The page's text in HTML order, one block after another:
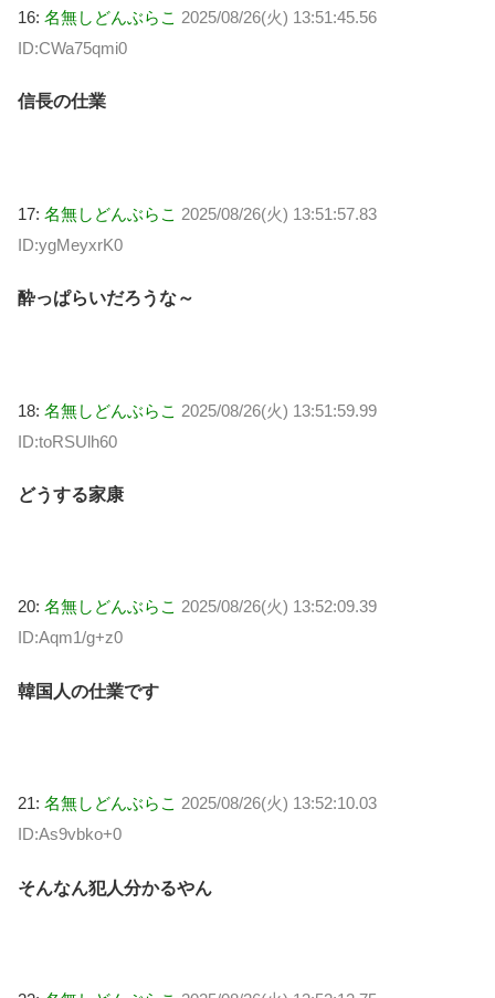
16: 名無しどんぶらこ 2025/08/26(火) 13:51:45.56
ID:CWa75qmi0
信長の仕業
17: 名無しどんぶらこ 2025/08/26(火) 13:51:57.83
ID:ygMeyxrK0
酔っぱらいだろうな～
18: 名無しどんぶらこ 2025/08/26(火) 13:51:59.99
ID:toRSUlh60
どうする家康
20: 名無しどんぶらこ 2025/08/26(火) 13:52:09.39
ID:Aqm1/g+z0
韓国人の仕業です
21: 名無しどんぶらこ 2025/08/26(火) 13:52:10.03
ID:As9vbko+0
そんなん犯人分かるやん